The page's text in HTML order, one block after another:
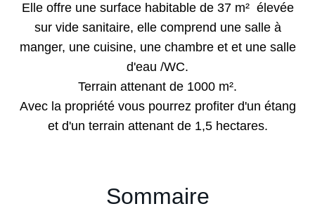
Elle offre une surface habitable de 37 m² élevée
sur vide sanitaire, elle comprend une salle à
manger, une cuisine, une chambre et et une salle
d'eau /WC.
Terrain attenant de 1000 m².
Avec la propriété vous pourrez profiter d'un étang
et d'un terrain attenant de 1,5 hectares.
Sommaire